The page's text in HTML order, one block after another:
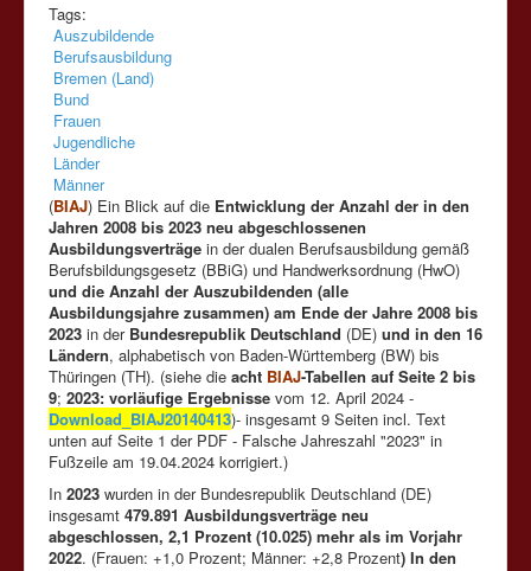
Tags:
Auszubildende
Berufsausbildung
Bremen (Land)
Bund
Frauen
Jugendliche
Länder
Männer
(BIAJ) Ein Blick auf die Entwicklung der Anzahl der in den
Jahren 2008 bis 2023 neu abgeschlossenen
Ausbildungsverträge in der dualen Berufsausbildung gemäß
Berufsbildungsgesetz (BBiG) und Handwerksordnung (HwO)
und die Anzahl der Auszubildenden (alle
Ausbildungsjahre zusammen) am Ende der Jahre 2008 bis
2023 in der Bundesrepublik Deutschland (DE) und in den 16
Ländern, alphabetisch von Baden-Württemberg (BW) bis
Thüringen (TH). (siehe die acht BIAJ-Tabellen auf Seite 2 bis
9; 2023: vorläufige Ergebnisse vom 12. April 2024 -
Download_BIAJ20140413)- insgesamt 9 Seiten incl. Text
unten auf Seite 1 der PDF - Falsche Jahreszahl "2023" in
Fußzeile am 19.04.2024 korrigiert.)
In 2023 wurden in der Bundesrepublik Deutschland (DE)
insgesamt 479.891 Ausbildungsverträge neu
abgeschlossen, 2,1 Prozent (10.025) mehr als im Vorjahr
2022. (Frauen: +1,0 Prozent; Männer: +2,8 Prozent) In den